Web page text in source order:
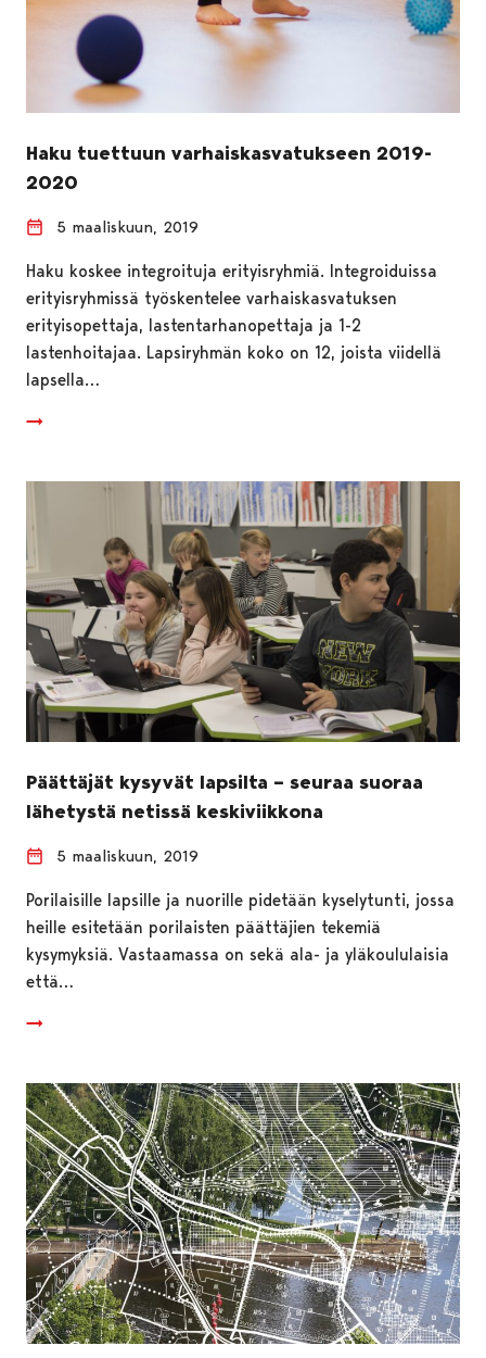
Haku tuettuun varhaiskasvatukseen 2019-
2020
5 maaliskuun, 2019
Haku koskee integroituja erityisryhmiä. Integroiduissa
erityisryhmissä työskentelee varhaiskasvatuksen
erityisopettaja, lastentarhanopettaja ja 1-2
lastenhoitajaa. Lapsiryhmän koko on 12, joista viidellä
lapsella…
Päättäjät kysyvät lapsilta – seuraa suoraa
lähetystä netissä keskiviikkona
5 maaliskuun, 2019
Porilaisille lapsille ja nuorille pidetään kyselytunti, jossa
heille esitetään porilaisten päättäjien tekemiä
kysymyksiä. Vastaamassa on sekä ala- ja yläkoululaisia
että…